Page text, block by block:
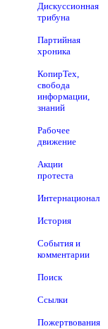
Дискуссионная
трибуна
Партийная
хроника
КопирТех,
свобода
информации,
знаний
Рабочее
движение
Акции
протеста
Интернационал
История
События и
комментарии
Поиск
Ссылки
Пожертвования